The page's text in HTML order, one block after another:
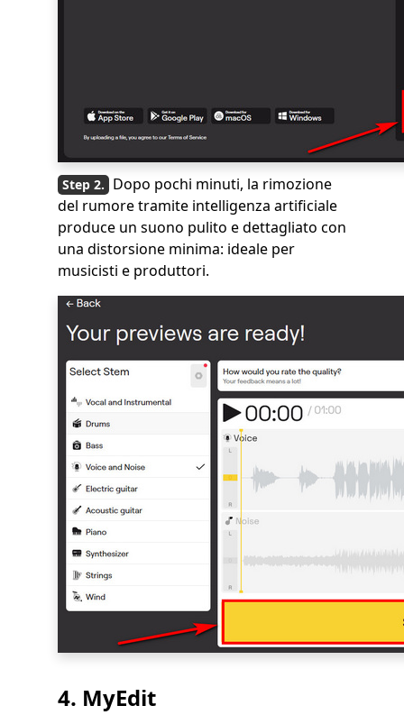
Dopo pochi minuti, la rimozione
del rumore tramite intelligenza artificiale
produce un suono pulito e dettagliato con
una distorsione minima: ideale per
musicisti e produttori.
4. MyEdit